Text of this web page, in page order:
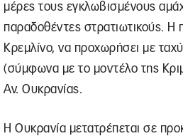
μέρες τους εγκλωβισμένους
παραδοθέντες στρατιωτικούς. Η
Κρεμλίνο, να προχωρήσει με
(σύμφωνα με το μοντέλο της
Αν. Ουκρανίας.
Η Ουκρανία μετατρέπεται σε